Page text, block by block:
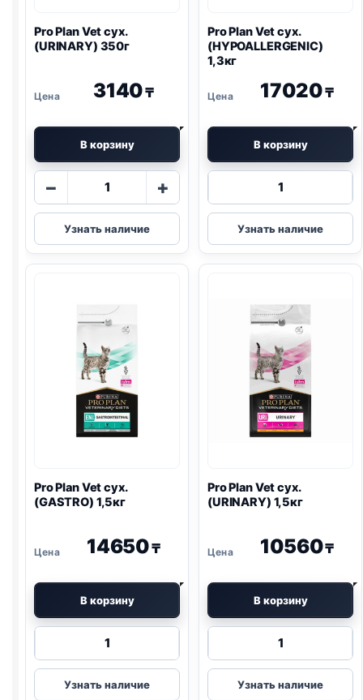
Pro PlanVet сух.
(URINARY) 350г
3140₸
В корзину
−
Количество
Pro
Plan
Vet
350г
+
Узнать наличие
Pro PlanVet сух.
(HYPOALLERGENIC)
1,3кг
17020₸
В корзину
Количество
Pro
Plan
Vet
1,3кг
Узнать наличие
Pro PlanVet сух.
(GASTRO) 1,5кг
14650₸
В корзину
Количество
Pro
Plan
Узнать наличие
Pro PlanVet сух.
(URINARY) 1,5кг
10560₸
В корзину
Количество
Pro
Plan
Узнать наличие